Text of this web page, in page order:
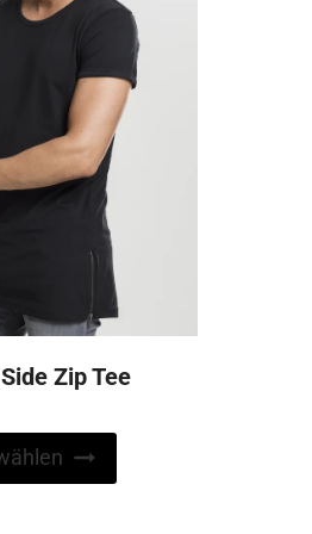
der
Produktseite
gewählt
werden
Zip Tee
Produkt